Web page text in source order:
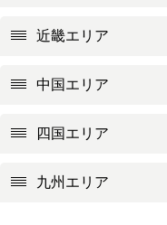
近畿エリア
中国エリア
四国エリア
九州エリア